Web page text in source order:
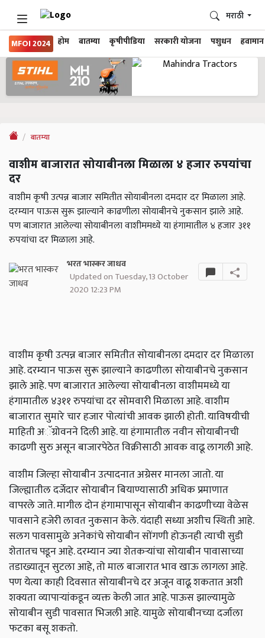
MFOI 2024 होम बातम्या कृषीपीडिया सरकारी योजना पशुधन हवामान
मराठी
बातम्या
वाशीम बाजारात सोयाबीनला मिळाला ४ हजार रुपयांचा
दर
वाशीम कृषी उत्पन्न बाजार समितीत सोयाबीनला दमदार दर मिळाला आहे.
दरम्यान पाऊस सुरू झाल्याने काढणीला सोयाबीनचे नुकसान झाले आहे.
पण बाजारात आलेल्या सोयाबीनला वाशीममध्ये या हंगामातील ४ हजार ३११
रुपयांचा दर मिळाला आहे.
भरत भास्कर जाधव
Updated on Tuesday, 13 October
2020 12:23 PM
वाशीम कृषी उत्पन्न बाजार समितीत सोयाबीनला दमदार दर मिळाला
आहे. दरम्यान पाऊस सुरू झाल्याने काढणीला सोयाबीनचे नुकसान
झाले आहे. पण बाजारात आलेल्या सोयाबीनला वाशीममध्ये या
हंगामातील ४३११ रुपयांचा दर सोमवारी मिळाला आहे. वाशीम
बाजारात सुमारे चार हजार पोत्यांची आवक झाली होती. याविषयीची
माहिती अॅग्रोवनने दिली आहे. या हंगामातील नवीन सोयाबीनची
काढणी सुरु असून बाजारपेठेत विक्रीसाठी आवक वाढू लागली आहे.
वाशीम जिल्हा सोयाबीन उत्पादनात अग्रेसर मानला जातो. या
जिल्ह्यातील दर्जेदार सोयाबीन बियाण्यासाठी अधिक प्रमाणात
वापरले जाते. मागील दोन हंगामापासून सोयाबीन काढणीच्या वेळेस
पावसाने हजेरी लावत नुकसान केले. यंदाही सध्या अशीच स्थिती आहे.
सलग पावसामुळे अनेकांचे सोयाबीन सोंगणी होऊनही त्याची सुडी
शेतातच पडून आहे. दरम्यान ज्या शेतकऱ्यांचा सोयाबीन पावासाच्या
तडाख्यातून सुटला आहे, तो माल बाजारात भाव खाऊ लागला आहे.
पण येत्या काही दिवसात सोयाबीनचे दर अजून वाढू शकतात अशी
शक्यता व्यापाऱ्यांकडून व्यक्त केली जात आहे. पाऊस झाल्यामुळे
सोयाबीन सुडी पावसात भिजली आहे. यामुळे सोयाबीनच्या दर्जाला
फटका बसू शकतो.